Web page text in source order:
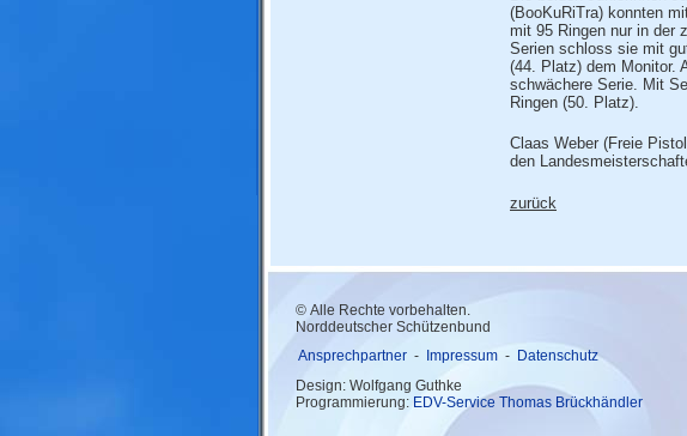
(BooKuRiTra) konnten
mit 95 Ringen nur in der
Serien schloss sie mit
(44. Platz) dem Monitor.
schwächere Serie. Mit
Ringen (50. Platz).
Claas Weber (Freie
den
zurück
© Alle Rechte vorbehalten.
Norddeutscher Schützenbund
Ansprechpartner - Impressum - Datenschutz
Design: Wolfgang Guthke
Programmierung: EDV-Service Thomas Brückhändler